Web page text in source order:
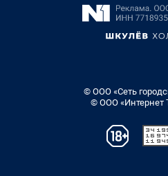
© ООО «Сеть
© ООО «Интернет